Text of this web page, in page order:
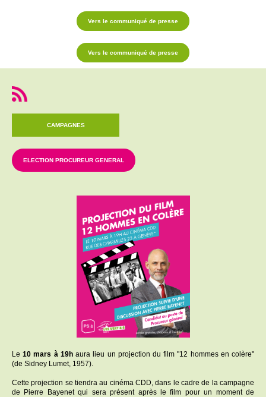
Vers le communiqué de presse
Vers le communiqué de presse
CAMPAGNES
ELECTION PROCUREUR GENERAL
Le 10 mars à 19haura lieu un projection du film "12 hommes en colère"
(de Sidney Lumet, 1957).
Cette projection se tiendra au cinéma CDD, dans le cadre de la campagne
de Pierre Bayenet qui sera présent après le film pour un moment de